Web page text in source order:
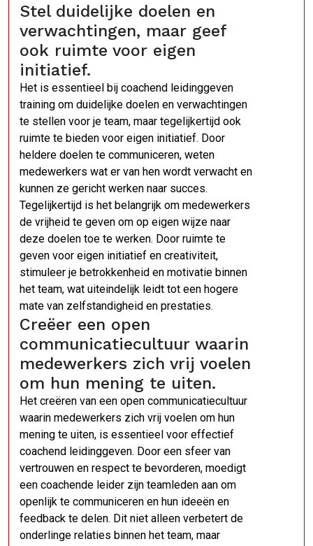
Stel duidelijke doelen en
verwachtingen, maar geef
ook ruimte voor eigen
initiatief.
Het is essentieel bij coachend leidinggeven
training om duidelijke doelen en verwachtingen
te stellen voor je team, maar tegelijkertijd ook
ruimte te bieden voor eigen initiatief. Door
heldere doelen te communiceren, weten
medewerkers wat er van hen wordt verwacht en
kunnen ze gericht werken naar succes.
Tegelijkertijd is het belangrijk om medewerkers
de vrijheid te geven om op eigen wijze naar
deze doelen toe te werken. Door ruimte te
geven voor eigen initiatief en creativiteit,
stimuleer je betrokkenheid en motivatie binnen
het team, wat uiteindelijk leidt tot een hogere
mate van zelfstandigheid en prestaties.
Creëer een open
communicatiecultuur waarin
medewerkers zich vrij voelen
om hun mening te uiten.
Het creëren van een open communicatiecultuur
waarin medewerkers zich vrij voelen om hun
mening te uiten, is essentieel voor effectief
coachend leidinggeven. Door een sfeer van
vertrouwen en respect te bevorderen, moedigt
een coachende leider zijn teamleden aan om
openlijk te communiceren en hun ideeën en
feedback te delen. Dit niet alleen verbetert de
onderlinge relaties binnen het team, maar